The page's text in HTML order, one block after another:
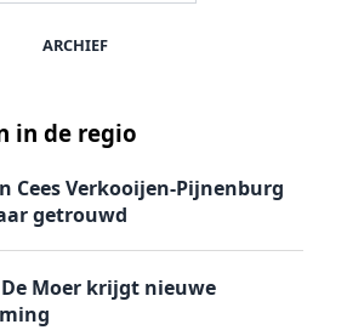
ARCHIEF
in de regio
Cees Verkooijen-Pijnenburg
getrouwd
Moer krijgt nieuwe